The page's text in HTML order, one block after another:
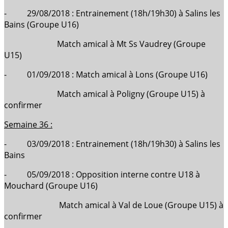
- 29/08/2018 : Entrainement (18h/19h30) à Salins les
Bains (Groupe U16)
Match amical à Mt Ss Vaudrey (Groupe
U15)
- 01/09/2018 : Match amical à Lons (Groupe U16)
Match amical à Poligny (Groupe U15) à
confirmer
Semaine 36 :
- 03/09/2018 : Entrainement (18h/19h30) à Salins les
Bains
- 05/09/2018 : Opposition interne contre U18 à
Mouchard (Groupe U16)
Match amical à Val de Loue (Groupe U15) à
confirmer